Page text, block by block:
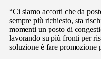
“Ci siamo accorti che da
sempre più richiesto, sta
momenti un posto di
lavorando su più fronti per
soluzione è fare promozione